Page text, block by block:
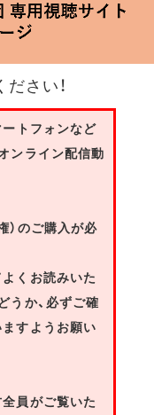
ます!!～」
ーナ
さい！
トフォンなど
ンライン配信動
）のご購入が必
くお読みいた
うか、必ずご確
すようお願い
員がご覧いた